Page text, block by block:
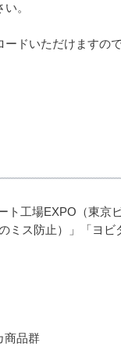
。
ドいただけますの
ト工場EXPO（東京
ス防止）」「ヨビ
商品群